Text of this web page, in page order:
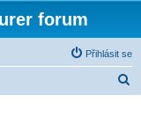
forum
Přihlásit se